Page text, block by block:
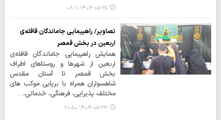
۱۴۰۴-۰۵-۲۵ ۰۸:۱۱
تصاویر/ راهپیمایی جاماندگان قافله‌ی
اربعین در بخش قمصر
همایش راهپیمایی جاماندگان قافله‌ی
اربعین از شهرها و روستاهای اطراف
بخش قمصر تا آستان مقدس
شاهسواران همراه با برپایی موکب های
مختلف پذیرایی، فرهنگی، خدماتی،…
۱۴۰۴-۰۵-۲۳ ۲۰:۵۰